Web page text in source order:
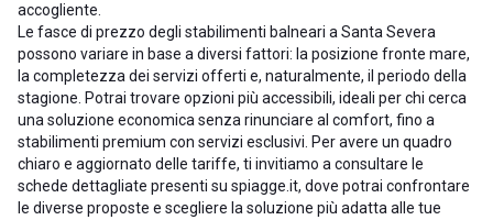
accogliente.
Le fasce di prezzo degli stabilimenti balneari a Santa Severa
possono variare in base a diversi fattori: la posizione fronte mare,
la completezza dei servizi offerti e, naturalmente, il periodo della
stagione. Potrai trovare opzioni più accessibili, ideali per chi cerca
una soluzione economica senza rinunciare al comfort, fino a
stabilimenti premium con servizi esclusivi. Per avere un quadro
chiaro e aggiornato delle tariffe, ti invitiamo a consultare le
schede dettagliate presenti su spiagge.it, dove potrai confrontare
le diverse proposte e scegliere la soluzione più adatta alle tue